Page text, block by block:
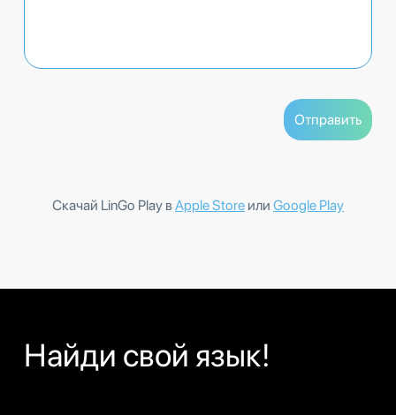
Скачай LinGo Play в Apple Store или Google Play
Найди свой язык!